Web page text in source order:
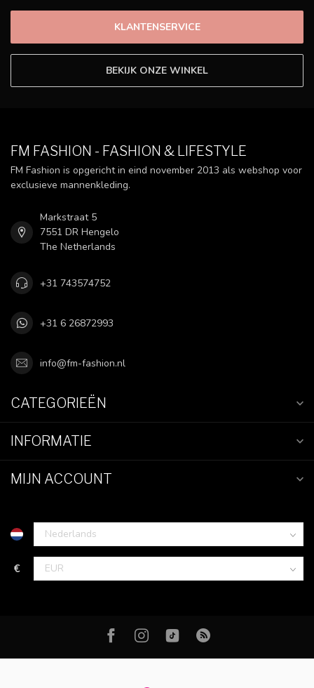
KLANTENSERVICE
BEKIJK ONZE WINKEL
FM FASHION - FASHION & LIFESTYLE
FM Fashion is opgericht in eind november 2013 als webshop voor
exclusieve mannenkleding.
Markstraat 5
7551 DR Hengelo
The Netherlands
+31 743574752
+31 6 26872993
info@fm-fashion.nl
CATEGORIEËN
INFORMATIE
MIJN ACCOUNT
€